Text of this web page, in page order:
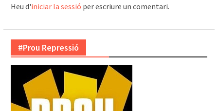
Heu d'iniciar la sessió per escriure un comentari.
#Prou Repressió